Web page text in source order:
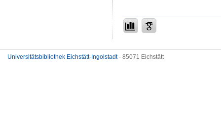
Universitätsbibliothek Eichstätt-Ingolstadt- 85071 Eichstätt